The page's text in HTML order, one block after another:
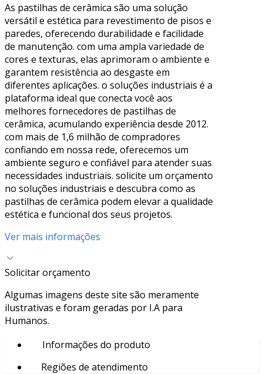
As pastilhas de cerâmica são uma solução
versátil e estética para revestimento de pisos e
paredes, oferecendo durabilidade e facilidade
de manutenção. com uma ampla variedade de
cores e texturas, elas aprimoram o ambiente e
garantem resistência ao desgaste em
diferentes aplicações. o soluções industriais é a
plataforma ideal que conecta você aos
melhores fornecedores de pastilhas de
cerâmica, acumulando experiência desde 2012.
com mais de 1,6 milhão de compradores
confiando em nossa rede, oferecemos um
ambiente seguro e confiável para atender suas
necessidades industriais. solicite um orçamento
no soluções industriais e descubra como as
pastilhas de cerâmica podem elevar a qualidade
estética e funcional dos seus projetos.
Ver mais informações
Solicitar orçamento
Algumas imagens deste site são meramente
ilustrativas e foram geradas por I.A para
Humanos.
Informações do produto
Regiões de atendimento